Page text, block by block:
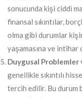
sonucunda kişi ciddi
finansal sıkıntılar,
olma gibi durumlar
yaşamasına ve
Duygusal Problemler
genellikle sıkıntılı
tercih edilir. Bu durum